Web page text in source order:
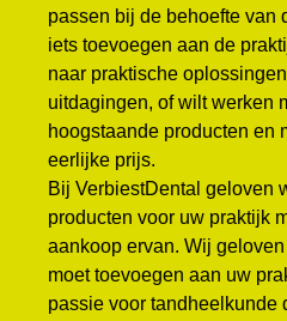
passen bij de behoefte van
iets toevoegen aan de
naar praktische
uitdagingen, of wilt werken
hoogstaande producten en
eerlijke prijs.
Bij VerbiestDental geloven
producten voor uw praktijk
aankoop ervan. Wij
moet toevoegen aan uw
passie voor tandheelkunde